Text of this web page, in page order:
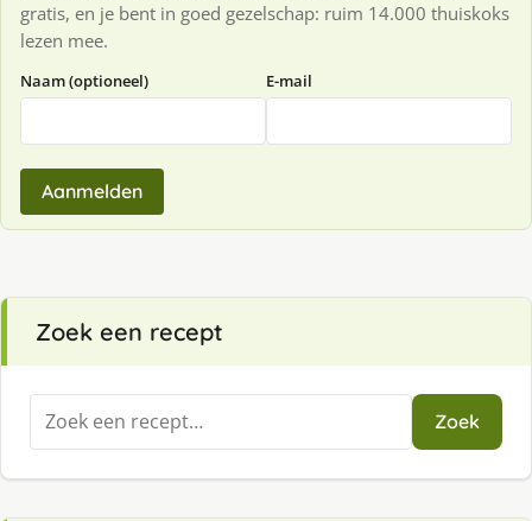
gratis, en je bent in goed gezelschap: ruim 14.000 thuiskoks
lezen mee.
Naam (optioneel) E-mail
Aanmelden
Zoek een recept
Zoeken
naar:
Zoek